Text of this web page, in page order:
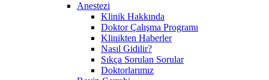
Anestezi
Klinik Hakkında
Doktor Çalışma Programı
Klinikten Haberler
Nasıl Gidilir?
Sıkça Sorulan Sorular
Doktorlarımız